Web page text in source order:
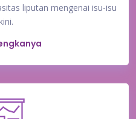
liputan mengenai isu-isu